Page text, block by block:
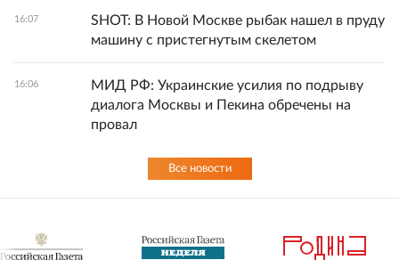
16:07
SHOT: В Новой Москве рыбак нашел в пруду
машину с пристегнутым скелетом
16:06
МИД РФ: Украинские усилия по подрыву
диалога Москвы и Пекина обречены на
провал
Все новости